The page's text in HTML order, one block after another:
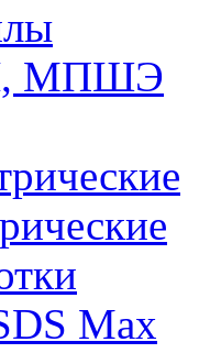
МПШЭ
Max